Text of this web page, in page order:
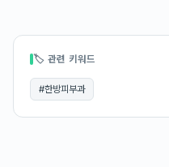
🏷 관련 키워드
#한방피부과